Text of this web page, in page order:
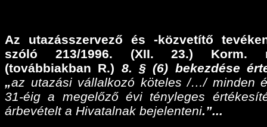
Az utazásszervező és -közvetítő
szóló 213/1996. (XII. 23.) Korm.
(továbbiakban R.) 8. § (6) bekezdése
„az utazási vállalkozó köteles /…/ minden
31-éig a megelőző évi tényleges
árbevételt a Hivatalnak bejelenteni.”...